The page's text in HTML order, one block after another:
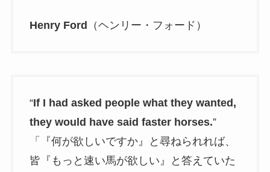
Henry Ford （ヘンリー・フォード）
“If I had asked people what they wanted,
they would have said faster horses.”
「『何が欲しいですか』と尋ねられれば、
皆『もっと速い馬が欲しい』と答えていた